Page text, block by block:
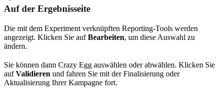
Auf der Ergebnisseite
Die mit dem Experiment verknüpften Reporting-Tools werden
angezeigt. Klicken Sie aufBearbeiten, um diese Auswahl zu
ändern.
Sie können dann Crazy Egg auswählen oder abwählen. Klicken Sie
aufValidieren und fahren Sie mit der Finalisierung oder
Aktualisierung Ihrer Kampagne fort.